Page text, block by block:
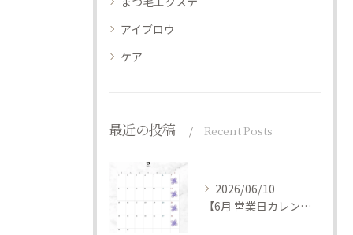
アイブロウ
ケア
最近の投稿 Recent Posts
2026/06/10
【6月 営業日カレンダー】